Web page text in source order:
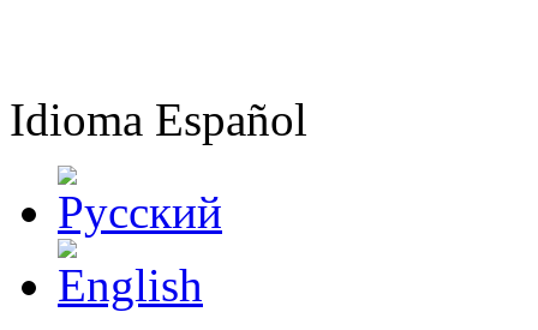
Idioma Español